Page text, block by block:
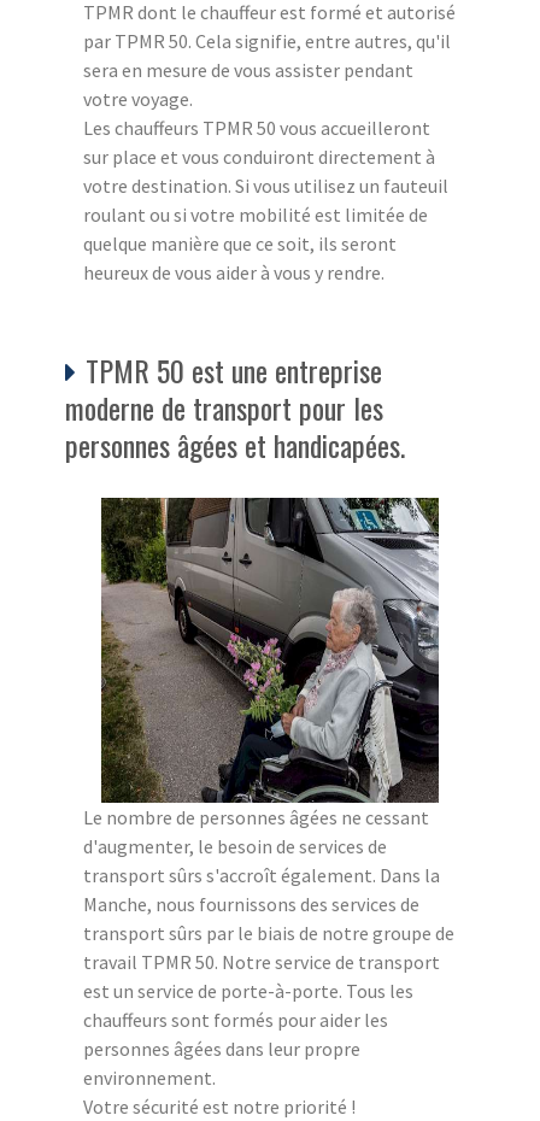
TPMR dont le chauffeur est formé et autorisé
par TPMR 50. Cela signifie, entre autres, qu'il
sera en mesure de vous assister pendant
votre voyage.
Les chauffeurs TPMR 50 vous accueilleront
sur place et vous conduiront directement à
votre destination. Si vous utilisez un fauteuil
roulant ou si votre mobilité est limitée de
quelque manière que ce soit, ils seront
heureux de vous aider à vous y rendre.
TPMR 50 est une entreprise
moderne de transport pour les
personnes âgées et handicapées.
Le nombre de personnes âgées ne cessant
d'augmenter, le besoin de services de
transport sûrs s'accroît également. Dans la
Manche, nous fournissons des services de
transport sûrs par le biais de notre groupe de
travail TPMR 50. Notre service de transport
est un service de porte-à-porte. Tous les
chauffeurs sont formés pour aider les
personnes âgées dans leur propre
environnement.
Votre sécurité est notre priorité !